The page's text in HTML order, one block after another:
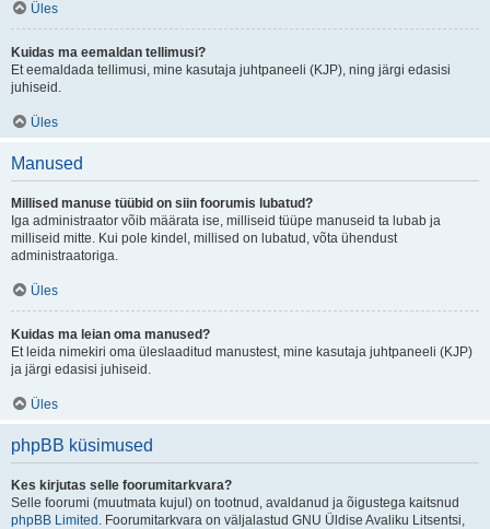
Üles
Kuidas ma eemaldan tellimusi?
Et eemaldada tellimusi, mine kasutaja juhtpaneeli (KJP), ning järgi edasisi
juhiseid.
Üles
Manused
Millised manuse tüübid on siin foorumis lubatud?
Iga administraator võib määrata ise, milliseid tüüpe manuseid ta lubab ja
milliseid mitte. Kui pole kindel, millised on lubatud, võta ühendust
administraatoriga.
Üles
Kuidas ma leian oma manused?
Et leida nimekiri oma üleslaaditud manustest, mine kasutaja juhtpaneeli (KJP)
ja järgi edasisi juhiseid.
Üles
phpBB küsimused
Kes kirjutas selle foorumitarkvara?
Selle foorumi (muutmata kujul) on tootnud, avaldanud ja õigustega kaitsnud
phpBB Limited . Foorumitarkvara on väljalastud GNU Üldise Avaliku Litsentsi,